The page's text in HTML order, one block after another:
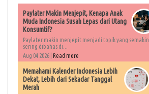
Paylater Makin Menjepit, Kenapa Anak
Muda Indonesia Susah Lepas dari Utang
Konsumtif?
Paylater makin menjepit menjadi topik yang semakin
sering dibahas di...
Aug 04 2026 | Read more
Memahami Kalender Indonesia Lebih
Dekat, Lebih dari Sekadar Tanggal
Merah